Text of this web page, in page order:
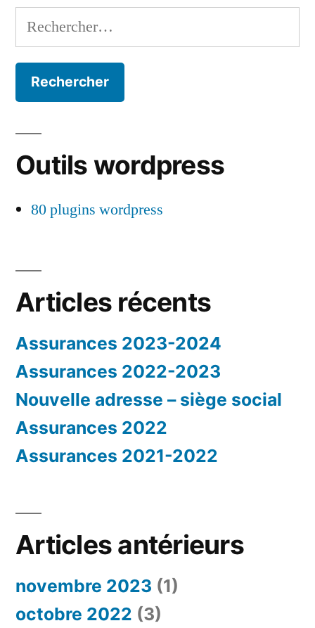
Rechercher :
Outils wordpress
80 plugins wordpress
Articles récents
Assurances 2023-2024
Assurances 2022-2023
Nouvelle adresse – siège social
Assurances 2022
Assurances 2021-2022
Articles antérieurs
novembre 2023 (1)
octobre 2022 (3)